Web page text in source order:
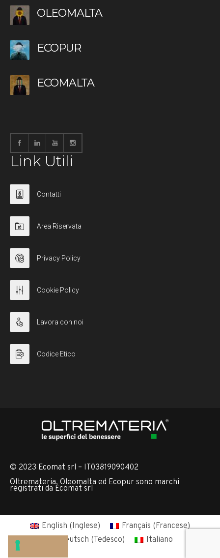
OLEOMALTA
ECOPUR
ECOMALTA
Link Utili
Contatti
Area Riservata
Privacy Policy
Cookie Policy
Lavora con noi
Codice Etico
© 2023 Ecomat srl – IT03819090402
Oltremateria, Oleomalta ed Ecopur sono marchi
registrati da Ecomat srl
English (Inglese) Français (Francese)
Deutsch (Tedesco) Italiano